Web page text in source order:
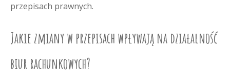
przepisach prawnych.
Jakie zmiany w przepisach wpływają na działalność
biur rachunkowych?